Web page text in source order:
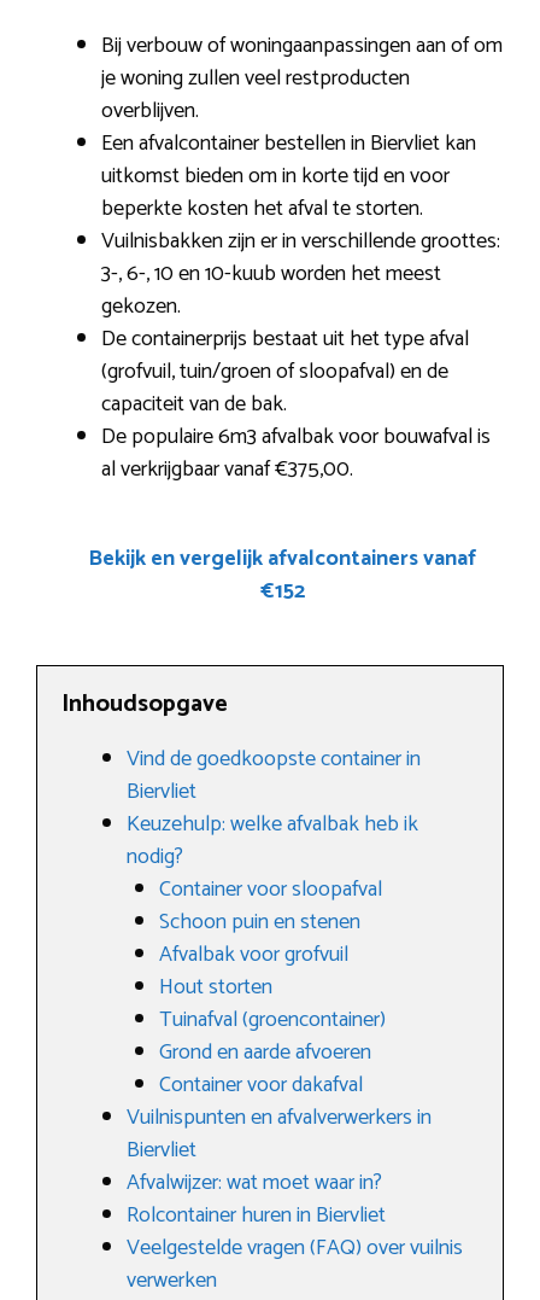
Bij verbouw of woningaanpassingen aan of om
je woning zullen veel restproducten
overblijven.
Een afvalcontainer bestellen in Biervliet kan
uitkomst bieden om in korte tijd en voor
beperkte kosten het afval te storten.
Vuilnisbakken zijn er in verschillende groottes:
3-, 6-, 10 en 10-kuub worden het meest
gekozen.
De containerprijs bestaat uit het type afval
(grofvuil, tuin/groen of sloopafval) en de
capaciteit van de bak.
De populaire 6m3 afvalbak voor bouwafval is
al verkrijgbaar vanaf €375,00.
Bekijk en vergelijk afvalcontainers vanaf
€152
Inhoudsopgave
Vind de goedkoopste container in
Biervliet
Keuzehulp: welke afvalbak heb ik
nodig?
Container voor sloopafval
Schoon puin en stenen
Afvalbak voor grofvuil
Hout storten
Tuinafval (groencontainer)
Grond en aarde afvoeren
Container voor dakafval
Vuilnispunten en afvalverwerkers in
Biervliet
Afvalwijzer: wat moet waar in?
Rolcontainer huren in Biervliet
Veelgestelde vragen (FAQ) over vuilnis
verwerken